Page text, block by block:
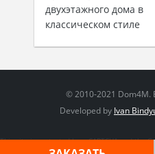
двухэтажного дома в
классическом стиле
© 2010-2021
Developed by Ivan
This site is protected by reCAPTCHA and the